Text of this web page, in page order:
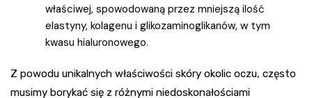
właściwej, spowodowaną przez mniejszą ilość
elastyny, kolagenu i glikozaminoglikanów, w tym
kwasu hialuronowego.
Z powodu unikalnych właściwości skóry okolic oczu, często
musimy borykać się z różnymi niedoskonałościami